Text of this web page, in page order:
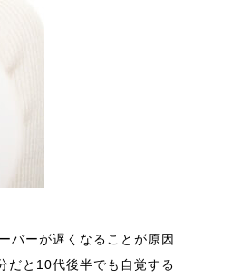
バーが遅くなることが原因
だと10代後半でも自覚する